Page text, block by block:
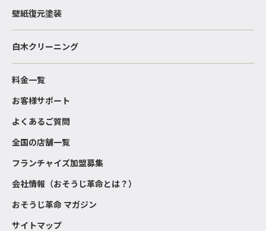
壁紙復元塗装
白木クリーニング
料金一覧
お客様サポート
よくあるご質問
全国の店舗一覧
フランチャイズ加盟募集
会社情報（おそうじ革命とは？）
おそうじ革命 マガジン
サイトマップ